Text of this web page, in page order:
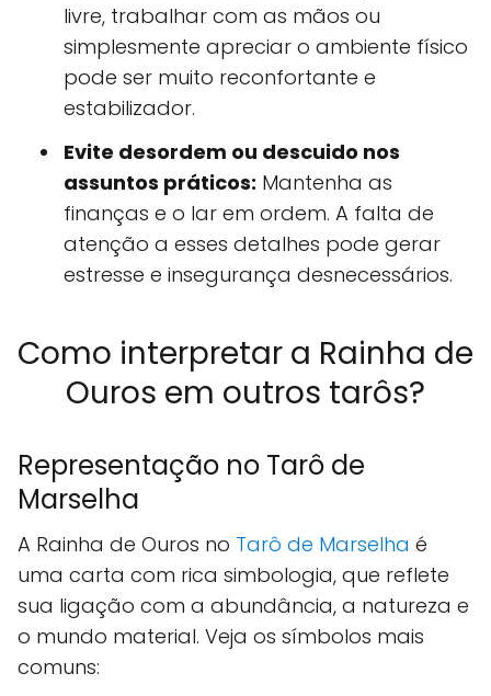
livre, trabalhar com as mãos ou
simplesmente apreciar o ambiente físico
pode ser muito reconfortante e
estabilizador.
Evite desordem ou descuido nos
assuntos práticos: Mantenha as
finanças e o lar em ordem. A falta de
atenção a esses detalhes pode gerar
estresse e insegurança desnecessários.
Como interpretar a Rainha de
Ouros em outros tarôs?
Representação no Tarô de
Marselha
A Rainha de Ouros no Tarô de Marselha é
uma carta com rica simbologia, que reflete
sua ligação com a abundância, a natureza e
o mundo material. Veja os símbolos mais
comuns: